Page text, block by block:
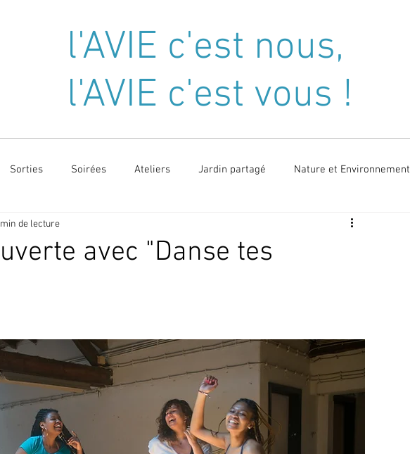
l'AVIE c'est nous,
l'AVIE c'est vous !
Sorties Soirées Ateliers Jardin partagé Nature et Environnement
avec "Danse tes
de lecture